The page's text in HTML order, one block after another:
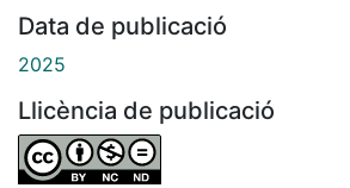
Data de publicació
2025
Llicència de publicació